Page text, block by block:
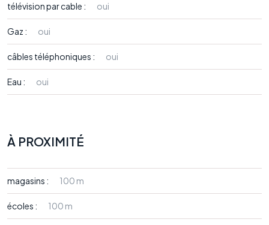
télévision par cable : oui
Gaz : oui
câbles téléphoniques : oui
Eau : oui
À PROXIMITÉ
magasins : 100 m
écoles : 100 m